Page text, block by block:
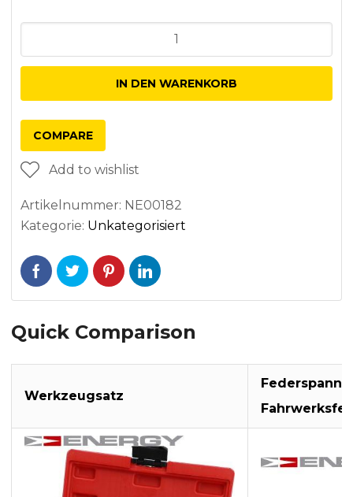
Menge
IN DEN WARENKORB
COMPARE
Add to wishlist
Artikelnummer: NE00182
Kategorie: Unkategorisiert
Quick Comparison
Werkzeugsatz